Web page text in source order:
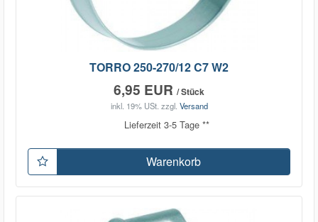
TORRO 250-270/12 C7 W2
6,95 EUR / Stück
inkl. 19% USt. zzgl. Versand
Lieferzeit 3-5 Tage **
Warenkorb